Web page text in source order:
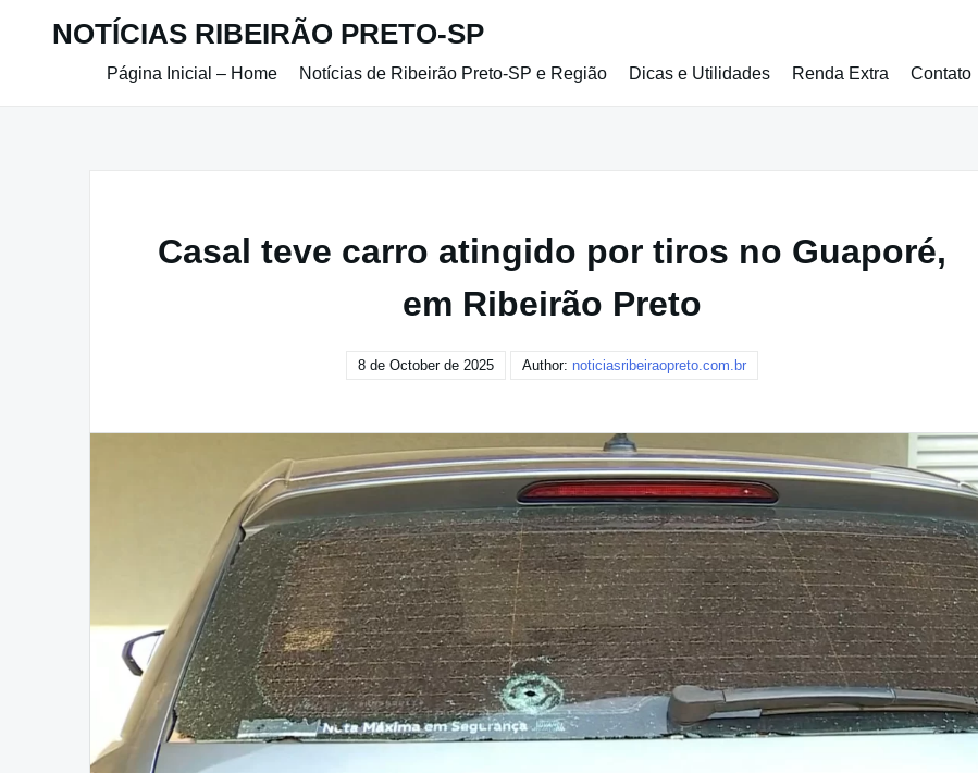
NOTÍCIAS RIBEIRÃO PRETO-SP
Página Inicial – Home Notícias de Ribeirão Preto-SP e Região Dicas e Utilidades Renda Extra Contato
Casal teve carro atingido por tiros no Guaporé,
em Ribeirão Preto
8 de October de 2025 Author: noticiasribeiraopreto.com.br